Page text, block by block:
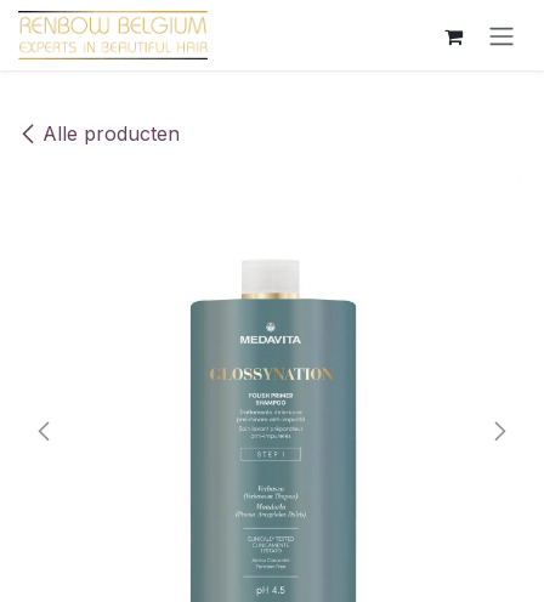
Overslaan naar inhoud
Alle producten